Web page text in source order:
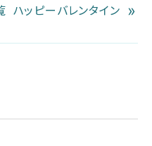
ハッピーバレンタイン »